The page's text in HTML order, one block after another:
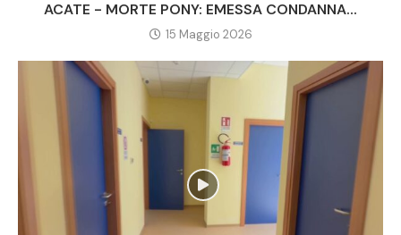
ACATE - MORTE PONY: EMESSA CONDANNA...
15 Maggio 2026